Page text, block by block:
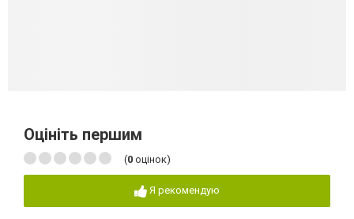
Оцініть першим
(0 оцінок)
Я рекомендую